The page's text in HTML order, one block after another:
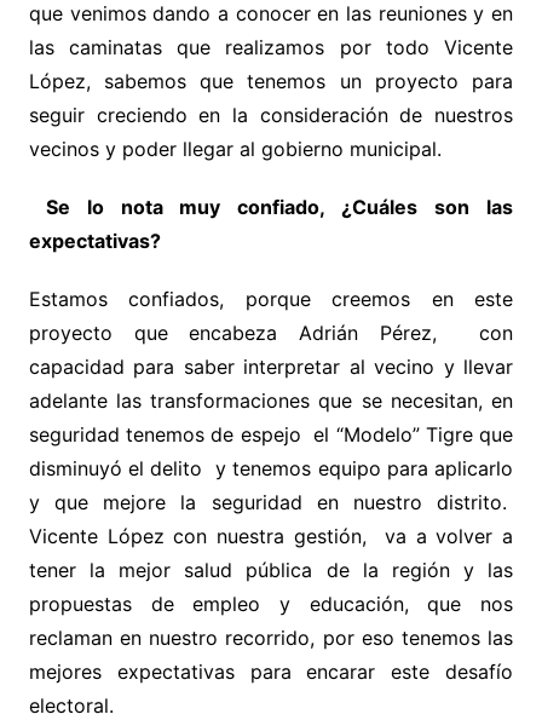
que venimos dando a conocer en las reuniones y en
las caminatas que realizamos por todo Vicente
López, sabemos que tenemos un proyecto para
seguir creciendo en la consideración de nuestros
vecinos y poder llegar al gobierno municipal.
Se lo nota muy confiado, ¿Cuáles son las
expectativas?
Estamos confiados, porque creemos en este
proyecto que encabeza Adrián Pérez, con
capacidad para saber interpretar al vecino y llevar
adelante las transformaciones que se necesitan, en
seguridad tenemos de espejo el “Modelo” Tigre que
disminuyó el delito y tenemos equipo para aplicarlo
y que mejore la seguridad en nuestro distrito.
Vicente López con nuestra gestión, va a volver a
tener la mejor salud pública de la región y las
propuestas de empleo y educación, que nos
reclaman en nuestro recorrido, por eso tenemos las
mejores expectativas para encarar este desafío
electoral.